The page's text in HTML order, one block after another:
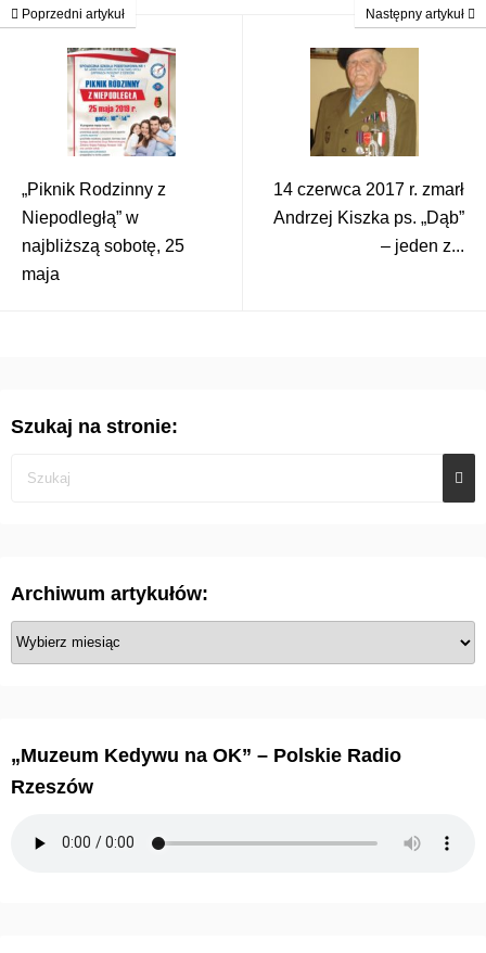
Poprzedni artykuł
„Piknik Rodzinny z
Niepodległą” w
najbliższą sobotę, 25
maja
Następny artykuł
14 czerwca 2017 r. zmarł
Andrzej Kiszka ps. „Dąb”
– jeden z...
Szukaj na stronie:
Archiwum artykułów:
A
r
„Muzeum Kedywu na OK” – Polskie Radio
Rzeszów